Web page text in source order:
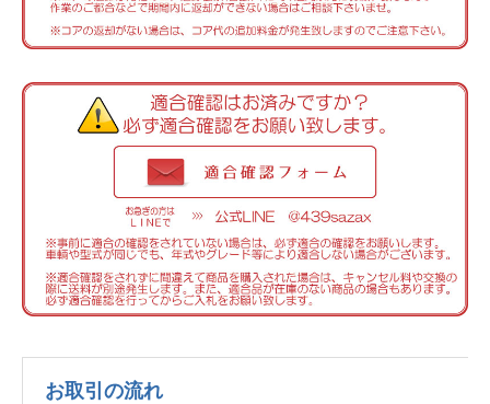
お取引の流れ